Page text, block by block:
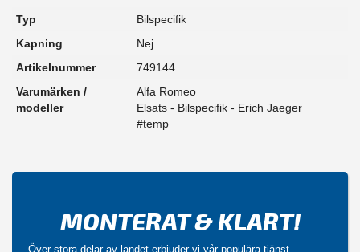
Typ
Bilspecifik
Kapning
Nej
Artikelnummer
749144
Varumärken /
modeller
Alfa Romeo
Elsats - Bilspecifik - Erich Jaeger
#temp
MONTERAT & KLART!
Över stora delar av landet erbjuder vi vår populära tjänst